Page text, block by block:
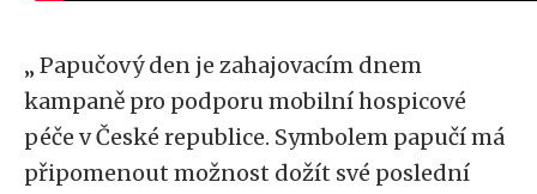
„ Papučový den je zahajovacím dnem
kampaně pro podporu mobilní hospicové
péče v České republice. Symbolem papučí má
připomenout možnost dožít své poslední